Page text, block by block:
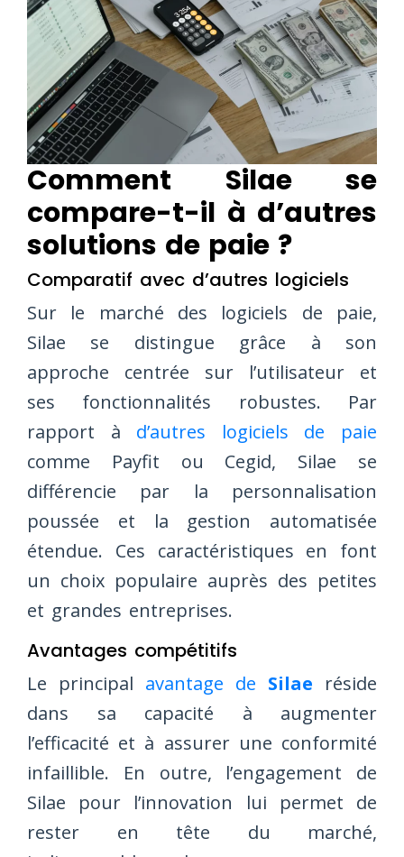
Comment Silae se
compare-t-il à d’autres
solutions de paie ?
Comparatif avec d’autres logiciels
Sur le marché des logiciels de paie,
Silae se distingue grâce à son
approche centrée sur l’utilisateur et
ses fonctionnalités robustes. Par
rapport à d’autres logiciels de paie
comme Payfit ou Cegid, Silae se
différencie par la personnalisation
poussée et la gestion automatisée
étendue. Ces caractéristiques en font
un choix populaire auprès des petites
et grandes entreprises.
Avantages compétitifs
Le principal avantage de Silae réside
dans sa capacité à augmenter
l’efficacité et à assurer une conformité
infaillible. En outre, l’engagement de
Silae pour l’innovation lui permet de
rester en tête du marché,